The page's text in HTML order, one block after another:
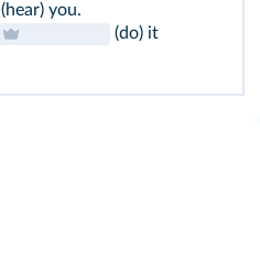
(hear) you.
(do) it